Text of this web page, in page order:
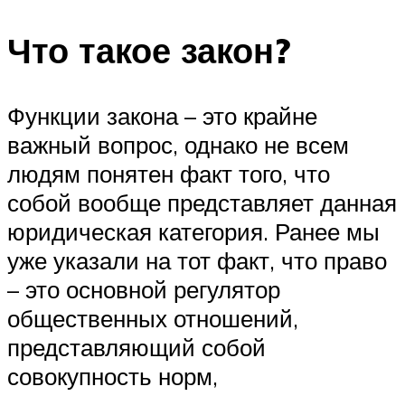
Что такое закон?
Функции закона – это крайне
важный вопрос, однако не всем
людям понятен факт того, что
собой вообще представляет данная
юридическая категория. Ранее мы
уже указали на тот факт, что право
– это основной регулятор
общественных отношений,
представляющий собой
совокупность норм,